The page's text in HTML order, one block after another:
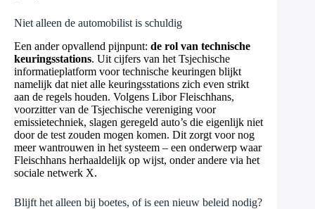
Niet alleen de automobilist is schuldig
Een ander opvallend pijnpunt: de rol van technische
keuringsstations. Uit cijfers van het Tsjechische
informatieplatform voor technische keuringen blijkt
namelijk dat niet alle keuringsstations zich even strikt
aan de regels houden. Volgens Libor Fleischhans,
voorzitter van de Tsjechische vereniging voor
emissietechniek, slagen geregeld auto’s die eigenlijk niet
door de test zouden mogen komen. Dit zorgt voor nog
meer wantrouwen in het systeem – een onderwerp waar
Fleischhans herhaaldelijk op wijst, onder andere via het
sociale netwerk X.
Blijft het alleen bij boetes, of is een nieuw beleid nodig?